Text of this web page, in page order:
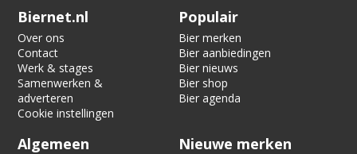
Verification code:
Biernet.nl
Over ons
Contact
Werk & stages
Samenwerken &
adverteren
Cookie instellingen
Populair
Bier merken
Bier aanbiedingen
Bier nieuws
Bier shop
Bier agenda
Algemeen Nieuwe merken